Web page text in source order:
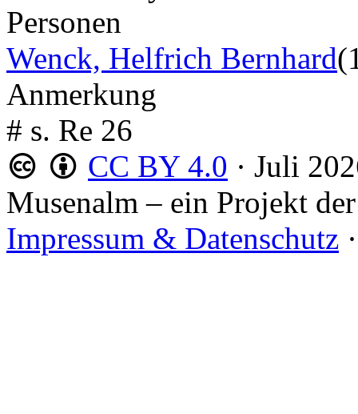
Personen
Wenck, Helfrich Bernhard
Anmerkung
# s. Re 26
CC BY 4.0 · Juli
Musenalm – ein Projekt der
Impressum & Datenschutz ·